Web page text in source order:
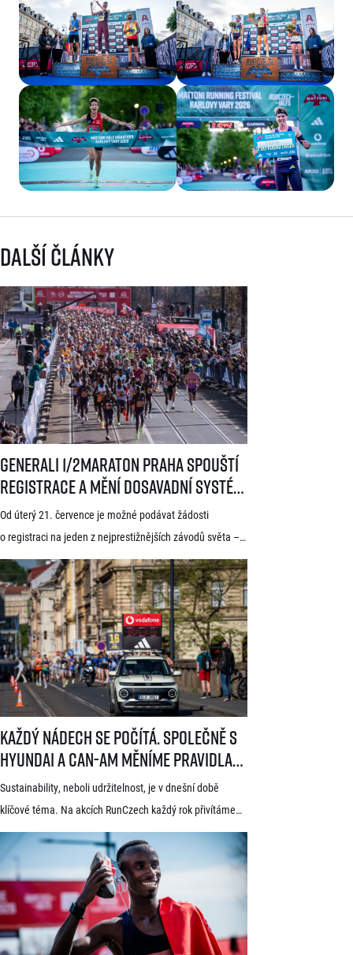
Další články
Generali 1/2Maraton Praha spouští
registrace a mění dosavadní systém!
Třítýdenní lhůta na podání žádosti
startuje 21. července
Od úterý 21. července je možné podávat žádosti
o registraci na jeden z nejprestižnějších závodů světa –
Generali 1/2Maraton Praha. Do povědomí běžců se
dostal nejen trasou vedoucí srdcem historické Prahy, ale
i tradicí a naprosto jedinečnou atmosférou. Pyšní se
známkou kvality World Athletics Elite Label, spadá do
seriálu evropských půlmaratonů zvaného SuperHalfs
a jedná se o nejžádanější z pěti závodů RunCzech Halfs.
[…]
Generali 1/2Maraton Praha spouští registrace a mění dosavadní
Každý nádech se počítá. Společně s
Hyundai a Can-Am měníme pravidla
hry
Sustainability, neboli udržitelnost, je v dnešní době
klíčové téma. Na akcích RunCzech každý rok přivítáme
statisíce osob, které motivujeme k pohybu a zdravému
životnímu stylu. S každou masovou akcí se však pojí také
odpovědnost vůči životnímu prostředí a pro nás
v RunCzech jde samozřejmě o důležitou součást při
pořádání našich závodů. Společnost RunCzech se
dlouhodobě snaží vylepšovat svá opatření související
Každý nádech se počítá. Společně s Hyundai a Can-Am měníme